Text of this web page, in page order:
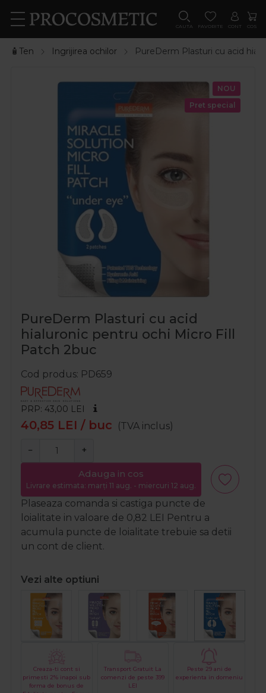
CAUTA FAVORITE CONT COS
🧴Ten Ingrijirea ochilor PureDerm Plasturi cu acid
NOU
Pret special
PureDerm Plasturi cu acid
hialuronic pentru ochi Micro Fill
Patch 2buc
Cod produs PD659
PRP: 43,00 LEI
40,85 LEI / buc (TVA inclus)
− +
Adauga in cos
Livrare estimata: marți 11 aug. - miercuri 12 aug.
Plaseaza comanda si castiga puncte de
loialitate in valoare de 0,82 LEI Pentru a
acumula puncte de loialitate trebuie sa detii
un cont de client.
Vezi alte optiuni
Creaza-ti cont si
primesti 2% inapoi sub
forma de bonus de
Transport Gratuit La
comenzi de peste 399
LEI
Peste 29 ani de
experienta in domeniu